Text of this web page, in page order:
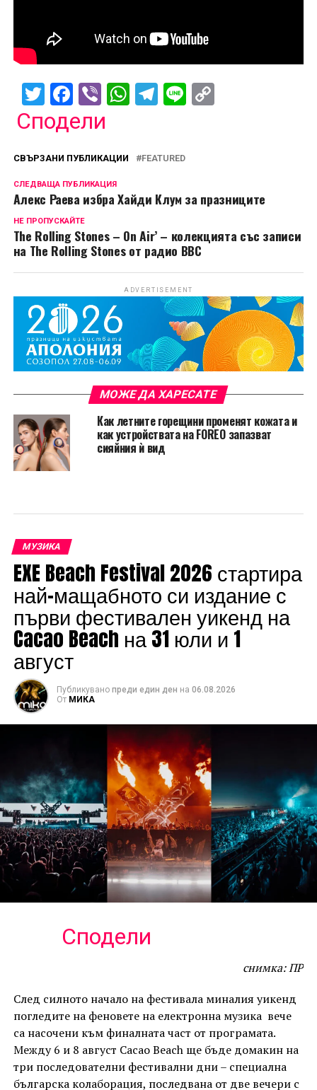
Twitter
Facebook
ViberWhatsApp
Telegram
LineCopy
Сподели
СВЪРЗАНИ ПУБЛИКАЦИИ FEATURED
СЛЕДВАЩА ПУБЛИКАЦИЯ
Алекс Раева избра Хайди Клум за празниците
НЕ ПРОПУСКАЙТЕ
The Rolling Stones – On Air’ – колекцията със записи
на The Rolling Stones от радио BBC
ADVERTISEMENT
МОЖЕ ДА ХАРЕСАТЕ
Как летните горещини променят кожата и
как устройствата на FOREO запазват
сияйния ѝ вид
МУЗИКА
EXE Beach Festival 2026 стартира
най-мащабното си издание с
първи фестивален уикенд на
Cacao Beach на 31 юли и 1
август
Публикувано преди един ден на 06.08.2026
От МИКА
Сподели
снимка: ПР
След силното начало на фестивала миналия уикенд
погледите на феновете на електронна музика вече
са насочени към финалната част от програмата.
Между 6 и 8 август Cacao Beach ще бъде домакин на
три последователни фестивални дни – специална
българска колаборация, последвана от две вечери с